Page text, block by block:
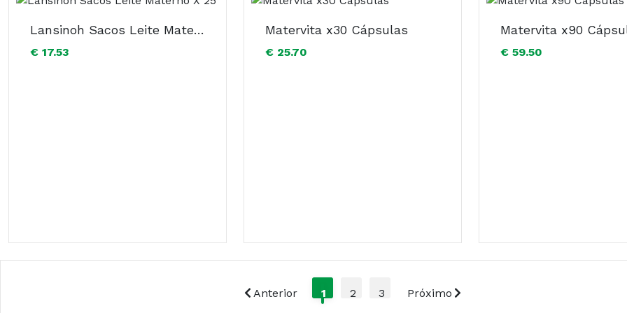
Lansinoh Sacos Leite Materno X 25
€ 17.53
Matervita x30 Cápsulas
€ 25.70
Matervita x90
€ 59.50
Anterior 1 2 3 Próximo